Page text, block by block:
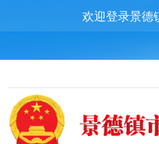
欢迎登录景德